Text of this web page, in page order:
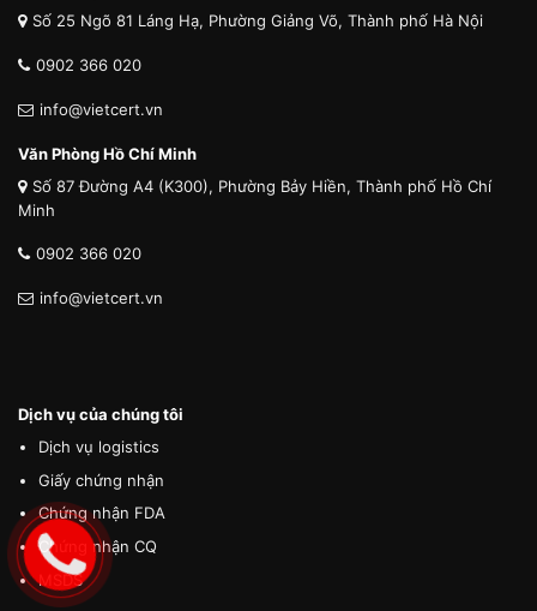
Số 25 Ngõ 81 Láng Hạ, Phường Giảng Võ, Thành phố Hà Nội
0902 366 020
info@vietcert.vn
Văn Phòng Hồ Chí Minh
Số 87 Đường A4 (K300), Phường Bảy Hiền, Thành phố Hồ Chí
Minh
0902 366 020
info@vietcert.vn
Dịch vụ của chúng tôi
Dịch vụ logistics
Giấy chứng nhận
Chứng nhận FDA
Chứng nhận CQ
MSDS